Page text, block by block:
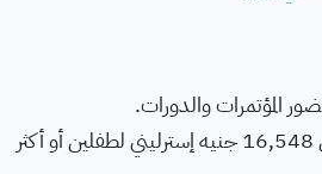
بدل الأطفال المُعولين: يصل إلى 11,604 جنيه إسترليني لطفل واحد، ويصل إلى 16,548 جنيه إسترليني لطفلين أو أكثر